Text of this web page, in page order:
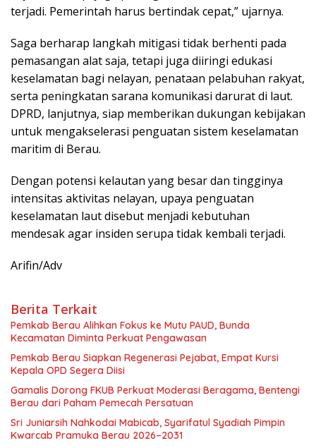
terjadi. Pemerintah harus bertindak cepat,” ujarnya.
Saga berharap langkah mitigasi tidak berhenti pada
pemasangan alat saja, tetapi juga diiringi edukasi
keselamatan bagi nelayan, penataan pelabuhan rakyat,
serta peningkatan sarana komunikasi darurat di laut.
DPRD, lanjutnya, siap memberikan dukungan kebijakan
untuk mengakselerasi penguatan sistem keselamatan
maritim di Berau.
Dengan potensi kelautan yang besar dan tingginya
intensitas aktivitas nelayan, upaya penguatan
keselamatan laut disebut menjadi kebutuhan
mendesak agar insiden serupa tidak kembali terjadi.
Arifin/Adv
Berita Terkait
Pemkab Berau Alihkan Fokus ke Mutu PAUD, Bunda
Kecamatan Diminta Perkuat Pengawasan
Pemkab Berau Siapkan Regenerasi Pejabat, Empat Kursi
Kepala OPD Segera Diisi
Gamalis Dorong FKUB Perkuat Moderasi Beragama, Bentengi
Berau dari Paham Pemecah Persatuan
Sri Juniarsih Nahkodai Mabicab, Syarifatul Syadiah Pimpin
Kwarcab Pramuka Berau 2026–2031